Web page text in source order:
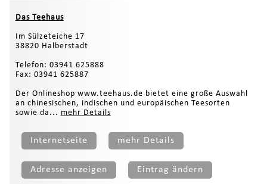
Das Teehaus
Im Sülzeteiche 17
38820 Halberstadt
Telefon: 03941 625888
Fax: 03941 625887
Der Onlineshop www.teehaus.de bietet eine große Auswahl
an chinesischen, indischen und europäischen Teesorten
sowie da... mehr Details
Internetseite mehr Details
Adresse anzeigen Eintrag ändern